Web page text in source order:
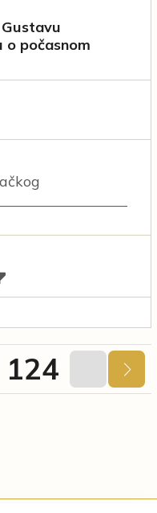
o počasnom